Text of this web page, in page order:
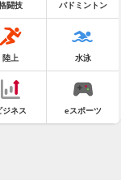
闘技 バドミントン
陸上 水泳
ジネス eスポーツ